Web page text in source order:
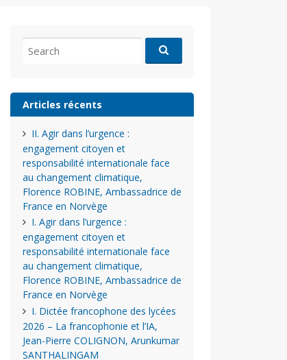
for:
Articles récents
II. Agir dans l’urgence :
engagement citoyen et
responsabilité internationale face
au changement climatique,
Florence ROBINE, Ambassadrice de
France en Norvège
I. Agir dans l’urgence :
engagement citoyen et
responsabilité internationale face
au changement climatique,
Florence ROBINE, Ambassadrice de
France en Norvège
I. Dictée francophone des lycées
2026 – La francophonie et l’IA,
Jean-Pierre COLIGNON, Arunkumar
SANTHALINGAM